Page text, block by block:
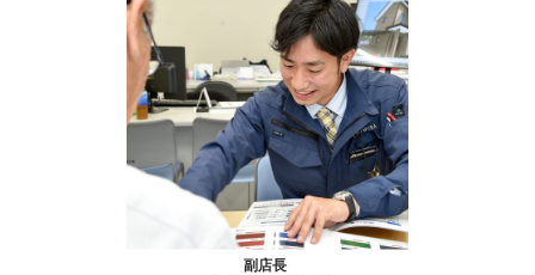
副店長